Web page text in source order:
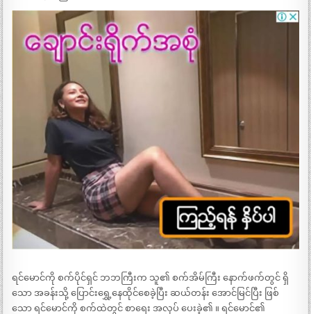
ရင်မောင်ကို စက်ပိုင်ရှင် ဘဘကြီးက သူ၏ စက်အိမ်ကြီး နောက်ဖက်တွင် ရှိ
သော အခန်းသို့ ပြောင်းရွှေ့နေထိုင်စေခဲ့ပြီး ဆယ်တန်း အောင်မြင်ပြီး ဖြစ်
သော ရင်မောင်ကို စက်ထဲတွင် စာရေး အလုပ် ပေးခဲ့၏ ။ ရင်မောင်၏